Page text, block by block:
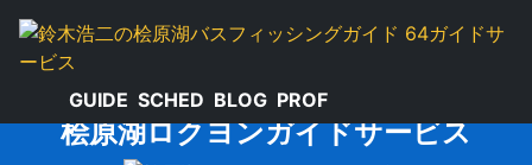
GUIDE SCHED BLOG PROF
桧原湖ロクヨンガイドサービス